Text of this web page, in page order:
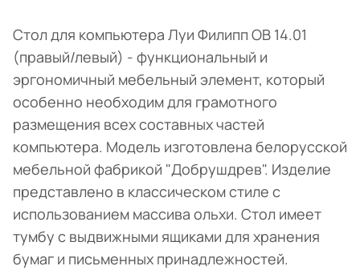
Стол для компьютера Луи Филипп ОВ 14.01
(правый/левый) - функциональный и
эргономичный мебельный элемент, который
особенно необходим для грамотного
размещения всех составных частей
компьютера. Модель изготовлена белорусской
мебельной фабрикой "Добрушдрев". Изделие
представлено в классическом стиле с
использованием массива ольхи. Стол имеет
тумбу с выдвижными ящиками для хранения
бумаг и письменных принадлежностей.